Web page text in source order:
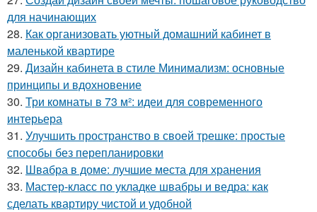
для начинающих
28. Как организовать уютный домашний кабинет в
маленькой квартире
29. Дизайн кабинета в стиле Минимализм: основные
принципы и вдохновение
30. Три комнаты в 73 м²: идеи для современного
интерьера
31. Улучшить пространство в своей трешке: простые
способы без перепланировки
32. Швабра в доме: лучшие места для хранения
33. Мастер-класс по укладке швабры и ведра: как
сделать квартиру чистой и удобной